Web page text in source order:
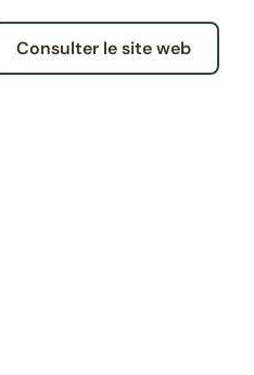
Consulter le site web